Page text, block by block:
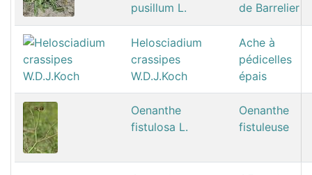
pusillum L.
de Barrelier
Helosciadium
crassipes
W.D.J.Koch
Ache à
pédicelles
épais
Oenanthe
fistulosa L.
Oenanthe
fistuleuse